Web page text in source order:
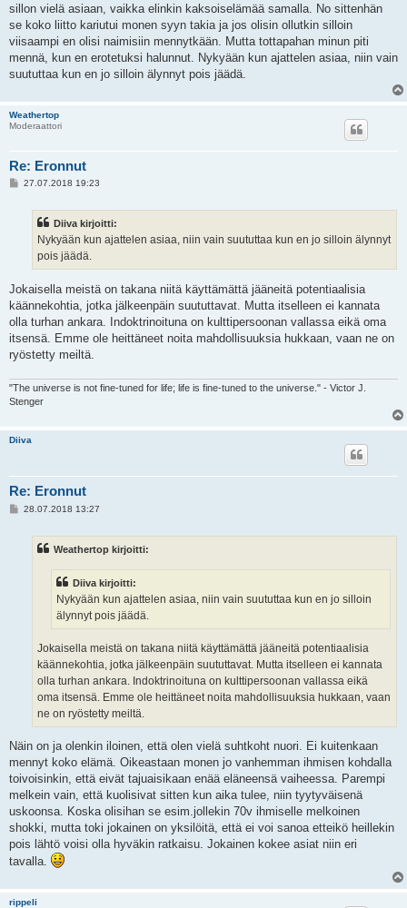
sillon vielä asiaan, vaikka elinkin kaksoiselämää samalla. No sittenhän
se koko liitto kariutui monen syyn takia ja jos olisin ollutkin silloin
viisaampi en olisi naimisiin mennytkään. Mutta tottapahan minun piti
mennä, kun en erotetuksi halunnut. Nykyään kun ajattelen asiaa, niin vain
suututtaa kun en jo silloin älynnyt pois jäädä.
Weathertop
Moderaattori
Re: Eronnut
V27.07.2018 19:23
Diiva kirjoitti:
Nykyään kun ajattelen asiaa, niin vain suututtaa kun en jo silloin älynnyt
pois jäädä.
Jokaisella meistä on takana niitä käyttämättä jääneitä potentiaalisia
käännekohtia, jotka jälkeenpäin suututtavat. Mutta itselleen ei kannata
olla turhan ankara. Indoktrinoituna on kulttipersoonan vallassa eikä oma
itsensä. Emme ole heittäneet noita mahdollisuuksia hukkaan, vaan ne on
ryöstetty meiltä.
"The universe is not fine-tuned for life; life is fine-tuned to the universe." - Victor J.
Stenger
Diiva
Re: Eronnut
V28.07.2018 13:27
Weathertop kirjoitti:
Diiva kirjoitti:
Nykyään kun ajattelen asiaa, niin vain suututtaa kun en jo silloin
älynnyt pois jäädä.
Jokaisella meistä on takana niitä käyttämättä jääneitä potentiaalisia
käännekohtia, jotka jälkeenpäin suututtavat. Mutta itselleen ei kannata
olla turhan ankara. Indoktrinoituna on kulttipersoonan vallassa eikä
oma itsensä. Emme ole heittäneet noita mahdollisuuksia hukkaan, vaan
ne on ryöstetty meiltä.
Näin on ja olenkin iloinen, että olen vielä suhtkoht nuori. Ei kuitenkaan
mennyt koko elämä. Oikeastaan monen jo vanhemman ihmisen kohdalla
toivoisinkin, että eivät tajuaisikaan enää eläneensä vaiheessa. Parempi
melkein vain, että kuolisivat sitten kun aika tulee, niin tyytyväisenä
uskoonsa. Koska olisihan se esim.jollekin 70v ihmiselle melkoinen
shokki, mutta toki jokainen on yksilöitä, että ei voi sanoa etteikö heillekin
pois lähtö voisi olla hyväkin ratkaisu. Jokainen kokee asiat niin eri
tavalla.
rippeli